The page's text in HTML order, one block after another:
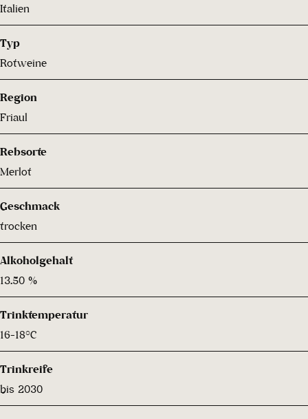
Italien
Typ
Rotweine
Region
Friaul
Rebsorte
Merlot
Geschmack
trocken
Alkoholgehalt
13.50 %
Trinktemperatur
16-18°C
Trinkreife
bis 2030